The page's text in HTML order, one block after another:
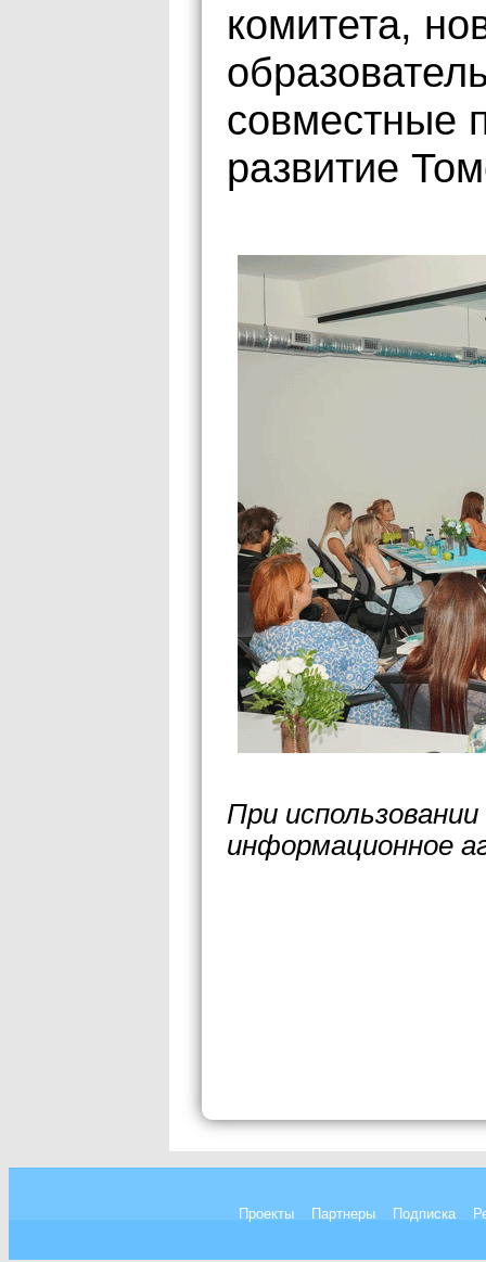
комитета,
совместные
развитие
При
информационное
Проекты Партнеры Подписка